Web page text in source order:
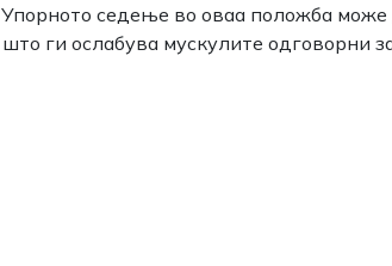
Упорното седење во оваа положба
ги ослабува мускулите одговорни